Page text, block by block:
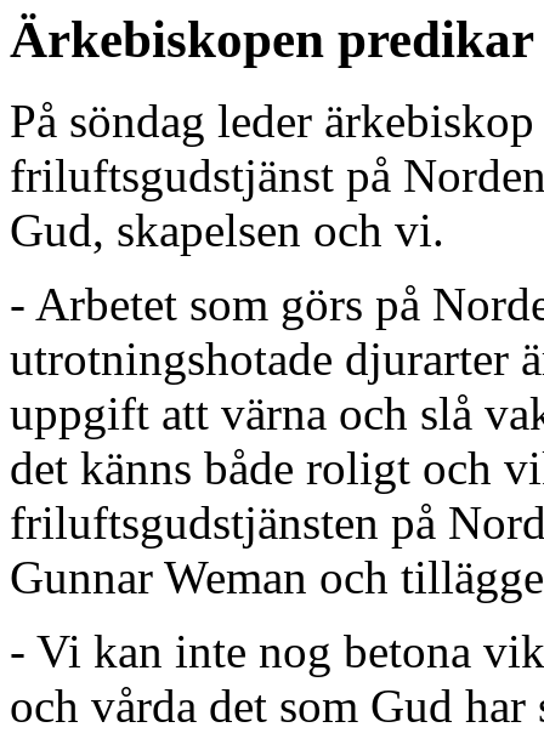
Ärkebiskopen
På söndag leder
friluftsgudstjänst på
Gud, skapelsen och vi.
- Arbetet som görs på
utrotningshotade djurarter
uppgift att värna och slå
det känns både roligt och
friluftsgudstjänsten på
Gunnar Weman och
- Vi kan inte nog betona
och vårda det som Gud har